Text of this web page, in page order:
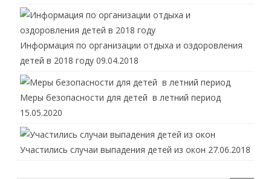
Информация по организации отдыха и оздоровления
детей в 2018 году 09.04.2018
Меры безопасности для детей в летний период
15.05.2020
Участились случаи выпадения детей из окон 27.06.2018